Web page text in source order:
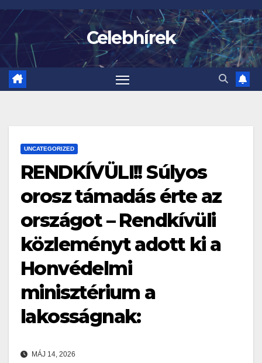
Skip
content
Celebhírek
UNCATEGORIZED
RENDKÍVÜLI!! Súlyos
orosz támadás érte az
országot – Rendkívüli
közleményt adott ki a
Honvédelmi
minisztérium a
lakosságnak:
MÁJ 14, 2026